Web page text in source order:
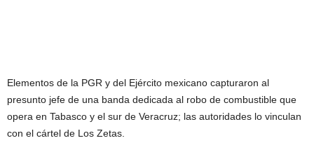
Elementos de la PGR y del Ejército mexicano capturaron al
presunto jefe de una banda dedicada al robo de combustible que
opera en Tabasco y el sur de Veracruz; las autoridades lo vinculan
con el cártel de Los Zetas.